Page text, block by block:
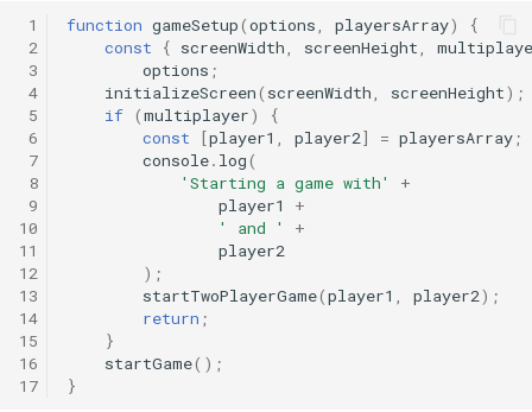
1
2
3
4
5
6
7
8
9
10
11
12
13
14
15
16
17
function gameSetup(options playersArray)
{
const
{ screenWidth screenHeight
options ;
initializeScreen( screenWidth screenHeight);
if (multiplayer)
{
const
[player1 player2] = playersArray ;
console. log(
'Starting a game with'
+
player1
+
' and '
+
player2
);
startTwoPlayerGame(player1 player2);
return ;
}
startGame();
}